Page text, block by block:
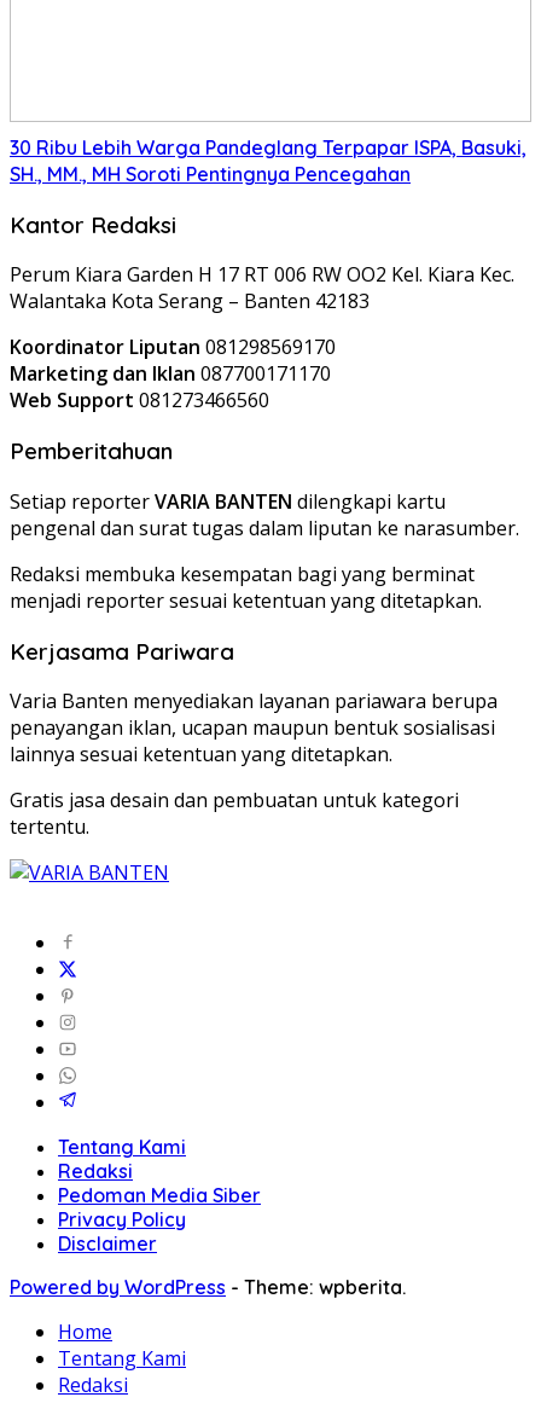
30 Ribu Lebih Warga Pandeglang Terpapar ISPA, Basuki,
SH., MM., MH Soroti Pentingnya Pencegahan
Kantor Redaksi
Perum Kiara Garden H 17 RT 006 RW OO2 Kel. Kiara Kec.
Walantaka Kota Serang – Banten 42183
Koordinator Liputan 081298569170
Marketing dan Iklan 087700171170
Web Support 081273466560
Pemberitahuan
Setiap reporterVARIA BANTEN dilengkapi kartu
pengenal dan surat tugas dalam liputan ke narasumber.
Redaksi membuka kesempatan bagi yang berminat
menjadi reporter sesuai ketentuan yang ditetapkan.
Kerjasama Pariwara
Varia Banten menyediakan layanan pariawara berupa
penayangan iklan, ucapan maupun bentuk sosialisasi
lainnya sesuai ketentuan yang ditetapkan.
Gratis jasa desain dan pembuatan untuk kategori
tertentu.
Tentang Kami
Redaksi
Pedoman Media Siber
Privacy Policy
Disclaimer
Powered by WordPress - Theme: wpberita.
Home
Tentang Kami
Redaksi